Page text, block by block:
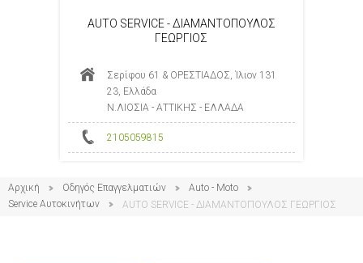
AUTO SERVICE - ΔΙΑΜΑΝΤΟΠΟΥΛΟΣ
ΓΕΩΡΓΙΟΣ
Σερίφου 61 & ΟΡΕΣΤΙΑΔΟΣ, Ίλιον 131
23, Ελλάδα
Ν.ΛΙΟΣΙΑ - ΑΤΤΙΚΗΣ - ΕΛΛΑΔΑ
2105059815
Αρχική Οδηγός Επαγγελματιών
Auto - Moto
Service Αυτοκινήτων
AUTO SERVICE - ΔΙΑΜΑΝΤΟΠΟΥΛΟΣ ΓΕΩΡΓΙΟΣ